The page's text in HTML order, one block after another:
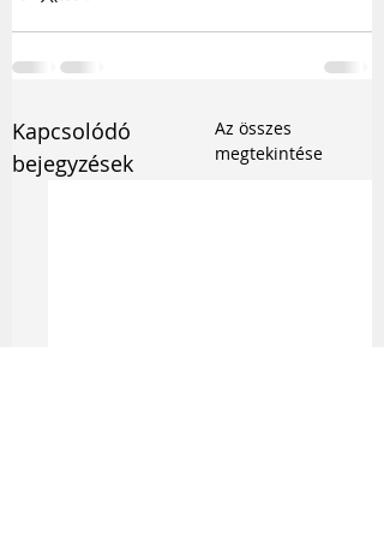
Kapcsolódó
bejegyzések
Az összes
megtekintése